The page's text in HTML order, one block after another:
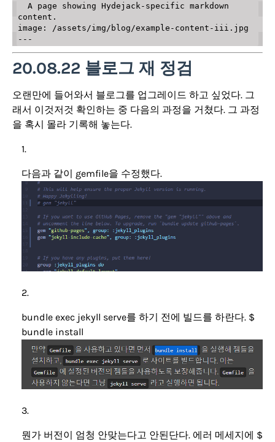
content.
image: /assets/img/blog/example-content-iii.jpg
20.08.22 블로그 재 정검
오랜만에 들어와서 블로그를 업그레이드 하고 싶었다. 그
래서 이것저것 확인하는 중 다음의 과정을 거쳤다. 그 과정
을 혹시 몰라 기록해 놓는다.
다음과 같이 gemfile을 수정했다.
bundle exec jekyll serve를 하기 전에 빌드를 하란다. $
bundle install
뭔가 버전이 엄청 안맞는다고 안된단다. 에러 메세지에 $